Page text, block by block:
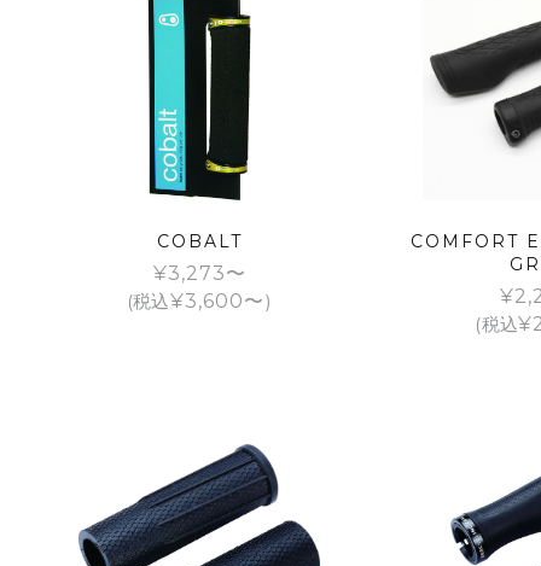
COBALT
¥3,273
(税込¥3,600 )
COMFORT
¥
(税込¥